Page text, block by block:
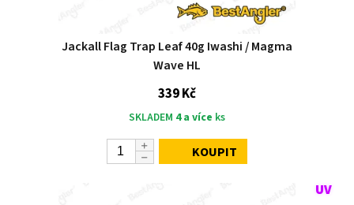
Jackall Flag Trap Leaf 40g Iwashi / Magma
Wave HL
339 Kč
SKLADEM 4 a více ks
KOUPIT